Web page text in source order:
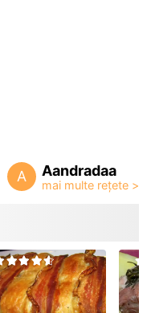
A Aandradaa